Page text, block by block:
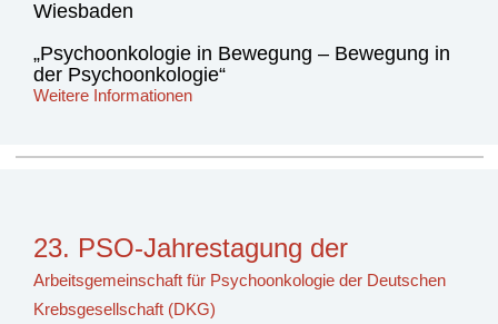
Wiesbaden
„Psychoonkologie in Bewegung – Bewegung in
der Psychoonkologie“
Weitere Informationen
23. PSO-Jahrestagung der
Arbeitsgemeinschaft für Psychoonkologie der Deutschen
Krebsgesellschaft (DKG)